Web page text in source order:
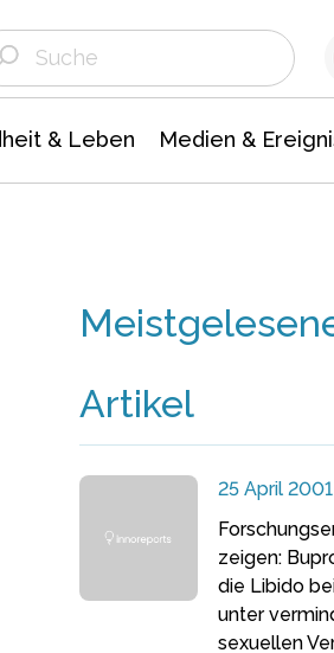
& Leben Medien &
Artikel
25 April 2001
zeigen:
die Libido
unter
sexuellen